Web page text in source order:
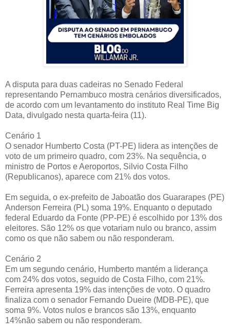
A disputa para duas cadeiras no Senado Federal
representando Pernambuco mostra cenários diversificados,
de acordo com um levantamento do instituto Real Time Big
Data, divulgado nesta quarta-feira (11).
Cenário 1
O senador Humberto Costa (PT-PE) lidera as intenções de
voto de um primeiro quadro, com 23%. Na sequência, o
ministro de Portos e Aeroportos, Silvio Costa Filho
(Republicanos), aparece com 21% dos votos.
Em seguida, o ex-prefeito de Jaboatão dos Guararapes (PE)
Anderson Ferreira (PL) soma 19%. Enquanto o deputado
federal Eduardo da Fonte (PP-PE) é escolhido por 13% dos
eleitores. São 12% os que votariam nulo ou branco, assim
como os que não sabem ou não responderam.
Cenário 2
Em um segundo cenário, Humberto mantém a liderança
com 24% dos votos, seguido de Costa Filho, com 21%.
Ferreira apresenta 19% das intenções de voto. O quadro
finaliza com o senador Fernando Dueire (MDB-PE), que
soma 9%. Votos nulos e brancos são 13%, enquanto
14%não sabem ou não responderam.